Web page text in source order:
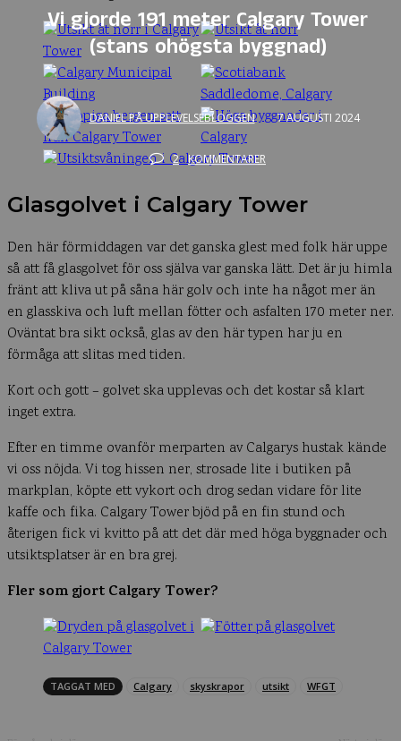
Vi gjorde 191 meter Calgary Tower
(stans ohögsta byggnad)
DANIEL PÅ UPPLEVELSEBLOGGEN 7 AUGUSTI 2024
2 KOMMENTARER
Glasgolvet i Calgary Tower
Den här förmiddagen var det ganska glest med folk här uppe
så att få glasgolvet för oss själva var ganska lätt. Det är ju himla
fränt att kliva ut på såna här golv och inte ha något mer än
en glasskiva och luft mellan fötter och asfalten 170 meter ner.
Oväntat bra sikt också, glas av den här typen har ju en
förmåga att slitas med tiden.
Kort och gott – golvet ska upplevas och det kostar så klart
inget extra.
Efter en timme ovanför merparten av Calgarys hustak kände
vi oss nöjda. Vi tog hissen ner, strosade lite i butiken på
markplan, köpte ett vykort och drog sedan vidare för lite
kaffe och fika. Calgary Tower bjöd på en fin stund och
återigen fick vi kvitto på att det där med höga byggnader och
utsiktsplatser är en bra grej.
Fler som gjort Calgary Tower?
TAGGAT MED Calgary skyskrapor utsikt WFGT